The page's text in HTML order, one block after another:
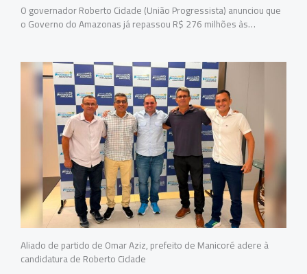
O governador Roberto Cidade (União Progressista) anunciou que
o Governo do Amazonas já repassou R$ 276 milhões às…
Aliado de partido de Omar Aziz, prefeito de Manicoré adere à
candidatura de Roberto Cidade